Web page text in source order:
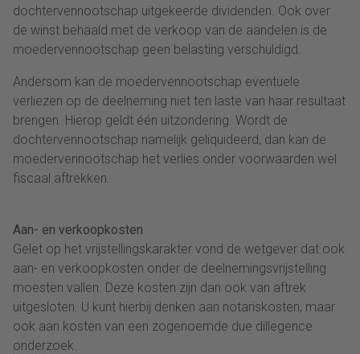
dochtervennootschap uitgekeerde dividenden. Ook over
de winst behaald met de verkoop van de aandelen is de
moedervennootschap geen belasting verschuldigd.
Andersom kan de moedervennootschap eventuele
verliezen op de deelneming niet ten laste van haar resultaat
brengen. Hierop geldt één uitzondering. Wordt de
dochtervennootschap namelijk geliquideerd, dan kan de
moedervennootschap het verlies onder voorwaarden wel
fiscaal aftrekken.
Aan- en verkoopkosten
Gelet op het vrijstellingskarakter vond de wetgever dat ook
aan- en verkoopkosten onder de deelnemingsvrijstelling
moesten vallen. Deze kosten zijn dan ook van aftrek
uitgesloten. U kunt hierbij denken aan notariskosten, maar
ook aan kosten van een zogenoemde due dillegence
onderzoek.